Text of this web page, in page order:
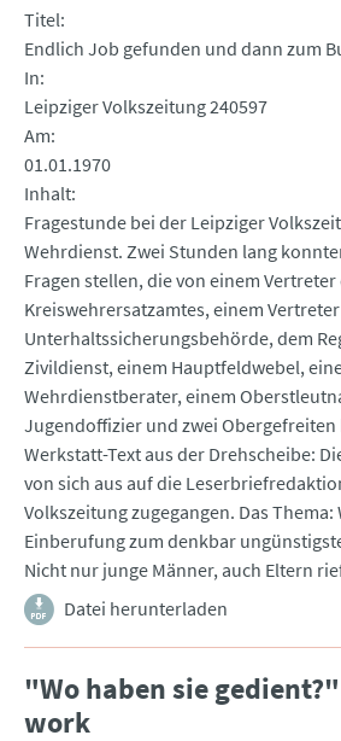
Titel
Endlich Job gefunden und dann zum
In
Leipziger Volkszeitung 240597
Am
01.01.1970
Inhalt
Fragestunde bei der Leipziger
Wehrdienst. Zwei Stunden lang
Fragen stellen, die von einem Vertreter
Kreiswehrersatzamtes, einem
Unterhaltssicherungsbehörde, dem
Zivildienst, einem Hauptfeldwebel,
Wehrdienstberater, einem
Jugendoffizier und zwei
Werkstatt-Text aus der Drehscheibe:
von sich aus auf die
Volkszeitung zugegangen. Das Thema:
Einberufung zum denkbar
Nicht nur junge Männer, auch Eltern
Datei herunterladen
"Wo haben sie
work